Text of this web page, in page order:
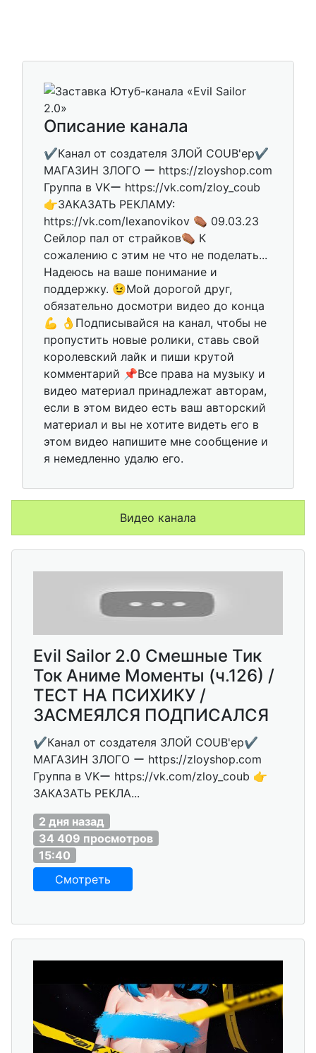
Описание канала
✔️Канал от создателя ЗЛОЙ COUB'ер✔️
МАГАЗИН ЗЛОГО ー https://zloyshop.com
Группа в VKー https://vk.com/zloy_coub
👉ЗАКАЗАТЬ РЕКЛАМУ:
https://vk.com/lexanovikov ⚰️ 09.03.23
Сейлор пал от страйков⚰️ К
сожалению с этим не что не поделать...
Надеюсь на ваше понимание и
поддержку. 😉Мой дорогой друг,
обязательно досмотри видео до конца
💪 👌Подписывайся на канал, чтобы не
пропустить новые ролики, ставь свой
королевский лайк и пиши крутой
комментарий 📌Все права на музыку и
видео материал принадлежат авторам,
если в этом видео есть ваш авторский
материал и вы не хотите видеть его в
этом видео напишите мне сообщение и
я немедленно удалю его.
Видео канала
Еvil Sailor 2.0 Смешные Тик
Ток Аниме Моменты (ч.126) /
ТЕСТ НА ПСИХИКУ /
ЗАСМЕЯЛСЯ ПОДПИСАЛСЯ
✔️Канал от создателя ЗЛОЙ COUB'ер✔️
МАГАЗИН ЗЛОГО ー https://zloyshop.com
Группа в VKー https://vk.com/zloy_coub 👉
ЗАКАЗАТЬ РЕКЛА...
2 дня назад
34 409 просмотров
15:40
Смотреть